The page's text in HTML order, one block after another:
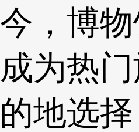
今，博
成为热门
的地选